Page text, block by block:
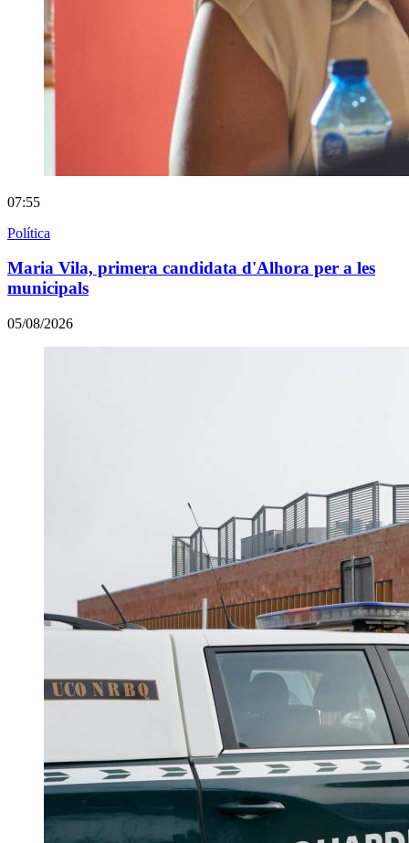
07:55
Política
Maria Vila, primera candidata d'Alhora per a les
municipals
05/08/2026